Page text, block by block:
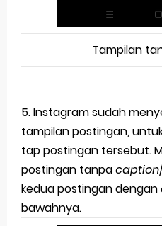
Tampilan
5. Instagram sudah
tampilan postingan,
tap postingan tersebut.
postingan tanpacaption
kedua postingan dengan
bawahnya.